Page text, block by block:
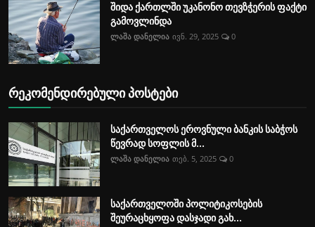
შიდა ქართლში უკანონო თევზჭერის ფაქტი
გამოვლინდა
ლაშა დანელია ივნ. 29, 2025 0
რეკომენდირებული პოსტები
საქართველოს ეროვნული ბანკის საბჭოს
წევრად სოფლის მ...
ლაშა დანელია თებ. 5, 2025 0
საქართველოში პოლიტიკოსების
შეურაცხყოფა დასჯადი გახ...